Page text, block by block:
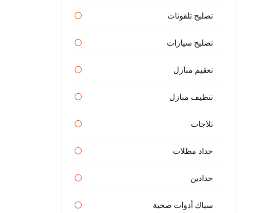
تصليح تلفونات
تصليح سيارات
تعقيم منازل
تنظيف منازل
ثلاجات
حداد مظلات
حدادين
سباك أدوات صحية